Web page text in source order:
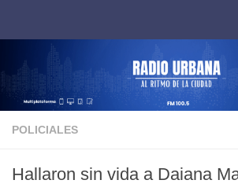
POLICIALES
Hallaron sin vida a Daiana